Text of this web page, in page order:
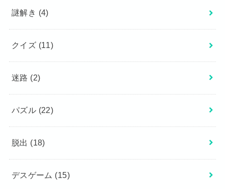
謎解き (4)
クイズ (11)
迷路 (2)
パズル (22)
脱出 (18)
デスゲーム (15)